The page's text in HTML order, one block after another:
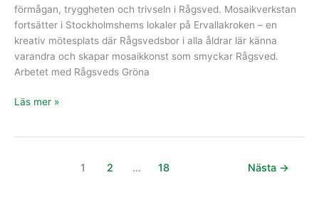
förmågan, tryggheten och trivseln i Rågsved. Mosaikverkstan
fortsätter i Stockholmshems lokaler på Ervallakroken – en
kreativ mötesplats där Rågsvedsbor i alla åldrar lär känna
varandra och skapar mosaikkonst som smyckar Rågsved.
Arbetet med Rågsveds Gröna
Läs mer »
1 2 … 18 Nästa →